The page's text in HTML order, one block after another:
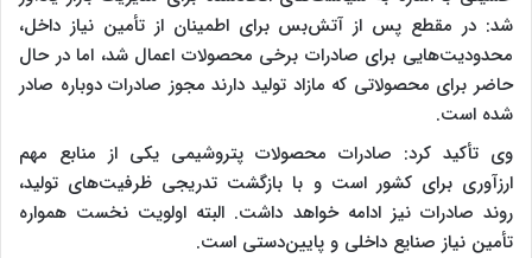
شد: در مقطع پس از آتش‌بس برای اطمینان از تأمین نیاز داخل،
محدودیت‌هایی برای صادرات برخی محصولات اعمال شد، اما در حال
حاضر برای محصولاتی که مازاد تولید دارند مجوز صادرات دوباره صادر
شده است.
وی تأکید کرد: صادرات محصولات پتروشیمی یکی از منابع مهم
ارزآوری برای کشور است و با بازگشت تدریجی ظرفیت‌های تولید،
روند صادرات نیز ادامه خواهد داشت. البته اولویت نخست همواره
تأمین نیاز صنایع داخلی و پایین‌دستی است.